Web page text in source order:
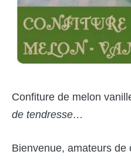
Confiture de melon
de tendresse…
Bienvenue, amateurs